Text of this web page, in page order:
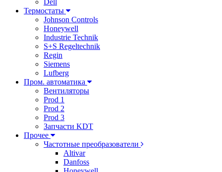
Dell
Термостаты
Johnson Controls
Honeywell
Industrie Technik
S+S Regeltechnik
Regin
Siemens
Lufberg
Пром. автоматика
Вентиляторы
Prod 1
Prod 2
Prod 3
Запчасти KDT
Прочее
Частотные преобразователи
Altivar
Danfoss